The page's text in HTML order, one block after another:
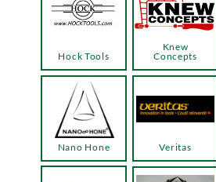
Hock Tools
Knew
Concepts
Veritas
Nano Hone